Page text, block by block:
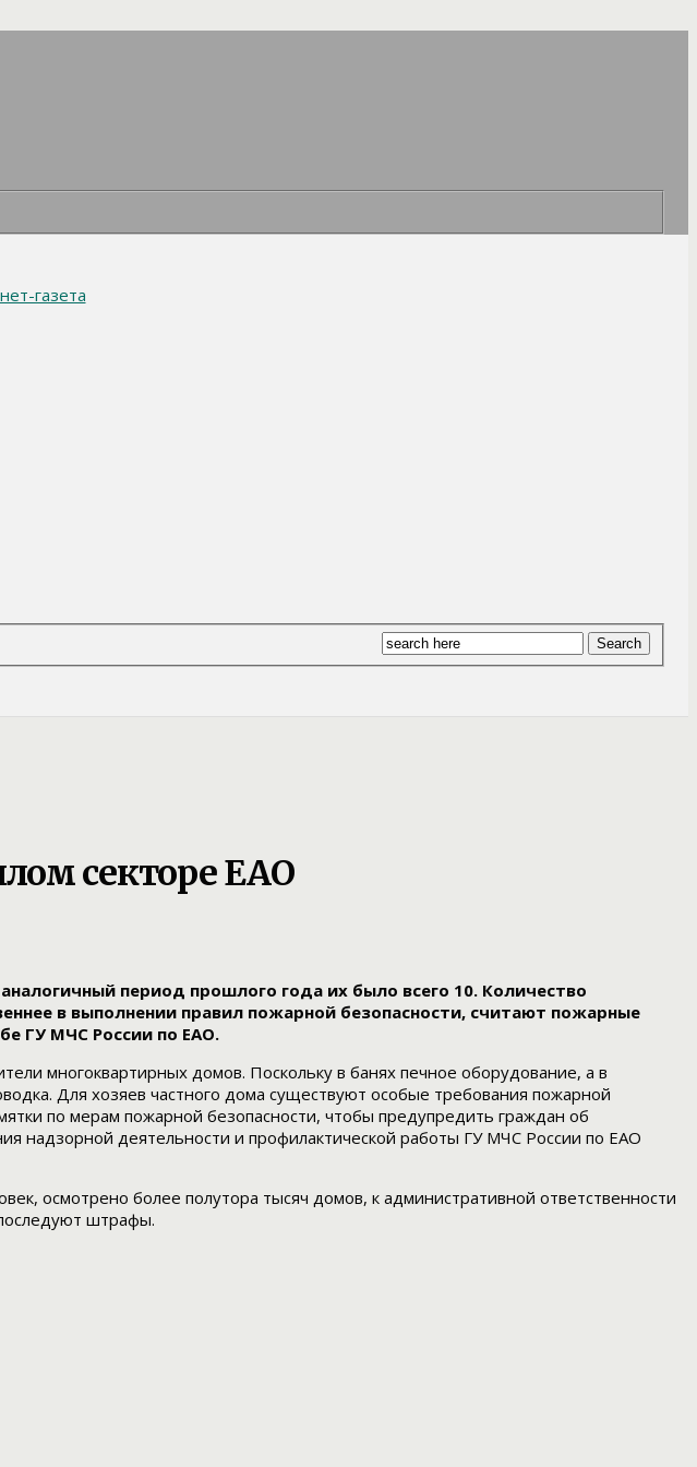
газета
секторе ЕАО
период прошлого года их было всего 10. Количество
в выполнении правил пожарной безопасности, считают пожарные
ГУ МЧС России по ЕАО.
многоквартирных домов. Поскольку в банях печное оборудование, а в
Для хозяев частного дома существуют особые требования пожарной
по мерам пожарной безопасности, чтобы предупредить граждан об
надзорной деятельности и профилактической работы ГУ МЧС России по ЕАО
осмотрено более полутора тысяч домов, к административной ответственности
штрафы.